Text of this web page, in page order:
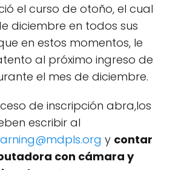
el curso de otoño, el cual
diciembre en todos sus
en estos momentos, le
al próximo ingreso de
el mes de diciembre.
de inscripción abra,los
escribir al
y contar
con cámara y